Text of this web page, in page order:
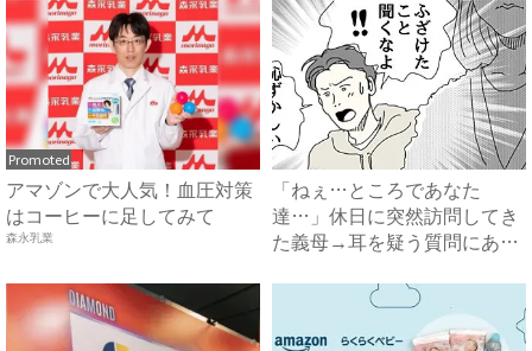
Promoted
アマゾンで大人気！血圧対策
はコーヒーに足してみて
森永乳業
「ねぇ…ところであなた
達…」休日に突然訪問してき
た義母→耳を疑う質問にあ